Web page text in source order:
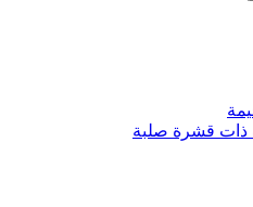
ذات قشرة صلبة